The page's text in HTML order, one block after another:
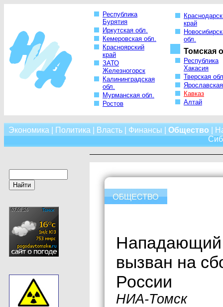
Республика
Бурятия
Иркутская обл.
Кемеровская обл.
Красноярский
край
ЗАТО
Железногорск
Калининградская
обл.
Мурманская обл.
Ростов
край
обл.
Томская
Республика
Хакасия
Тверская
Кавказ
Алтай
Экономика Политика Власть| Финансы Общество
Нападающий
вызван на
России
НИА-Томск